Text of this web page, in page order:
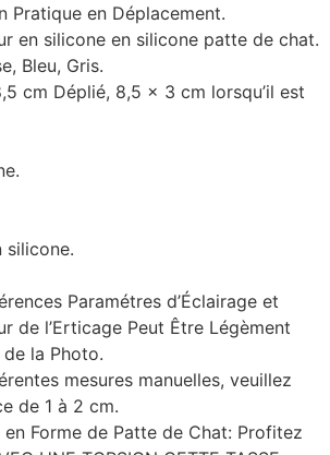
Pratique en Déplacement.
en silicone en silicone patte de chat.
Bleu, Gris.
cm Déplié, 8,5 x 3 cm lorsqu’il est
silicone.
Paramétres d’Éclairage et
de l’Erticage Peut Être Légèment
la Photo.
mesures manuelles, veuillez
de 1 à 2 cm.
Forme de Patte de Chat: Profitez